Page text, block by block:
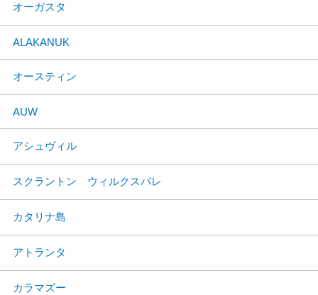
オーガスタ
ALAKANUK
オースティン
AUW
アシュヴィル
スクラントン ウィルクスバレ
カタリナ島
アトランタ
カラマズー